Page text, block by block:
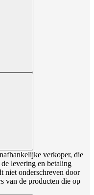
verkoper, die
levering en betaling
niet onderschreven door
van de producten die op